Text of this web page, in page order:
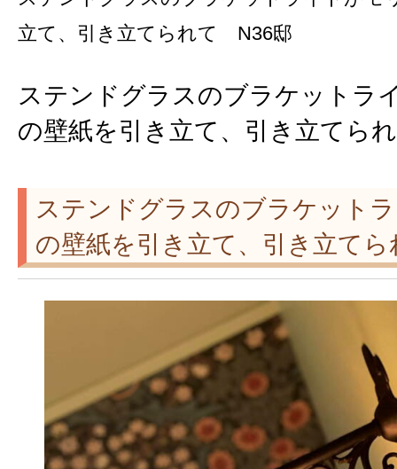
立て、引き立てられて N36邸
ステンドグラスのブラケットラ
の壁紙を引き立て、引き立てら
ステンドグラスのブラケット
の壁紙を引き立て、引き立て